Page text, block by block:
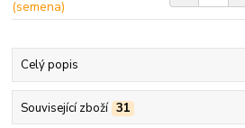
Celý popis
Související zboží 31